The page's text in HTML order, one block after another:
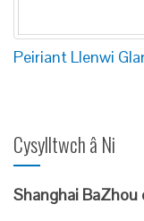
Peiriant Llenwi
Cysylltwch â Ni
Shanghai BaZhou